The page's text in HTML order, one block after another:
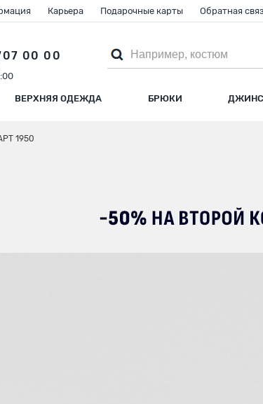
ВЕРХНЯЯ ОДЕЖДА БРЮКИ
00 00
Карьера Подарочные карты Обратная
1950